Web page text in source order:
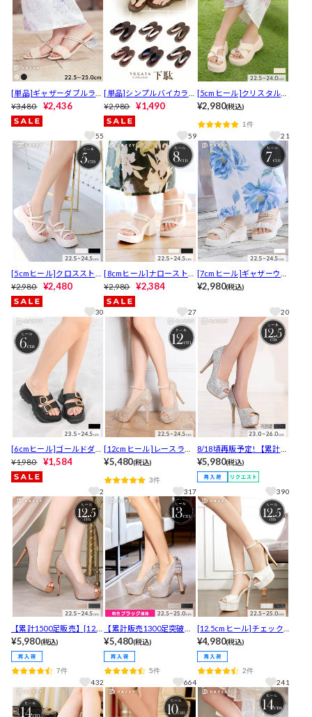
[単品]ギャザーダブルライ
ンキャバヒールサンダル
¥3,480 ¥2,436
55
[単品]シンプルバイカラー
下駄【YUKATA by dazzy 2
025】
¥2,980 ¥1,490
59
[5cmヒール]クリスタルビ
ジュー厚底サンダル【202
y】
¥2,980(税込)
1件
21
[5cmヒール]クロスストラ
ップ厚底サンダル【2026
年新作/YUKATA by dazz
y】
¥2,980 ¥2,480
30
[8cmヒール]ナローストラ
ップ厚底サンダル【2026
年新作/YUKATA by dazz
y】
¥2,980 ¥2,384
27
[7cmヒール]ギャザーウェ
ッジソールサンダル【202
¥2,980(税込)
20
[6cmヒール]ゴールドダブ
ルバックル厚底サンダル
【2026年新作/YUKATA by
dazzy】
¥1,980 ¥1,584
2
[12cmヒール]レースラメ
パールストラップオープ
プス[dazzyオリジナル]
¥5,480(税込)
3件
317
8/18頃再販予定! 【累計13
00足販売】[12.5cmヒー
ル]シックグリッターオー
プントゥキャバヒールパ
ンプス[dazzyオリジナル]
【入荷通知登録推奨】
¥5,980(税込)
390
【累計1500足販売】[12.5
cmヒール]シャイニーラメ
シンプルオープントゥキ
ャバヒールパンプス[dazz
yオリジナル]
¥5,980(税込)
7件
432
【累計販売1300足突破】
[13cmヒール]輝くシフォ
ンリボングリッターオー
プントゥキャバヒールパ
ンプス[dazzyオリジナル]
¥5,480(税込)
5件
664
[12.5cmヒール]チェック
ツイードアンクルストラ
ップオープントゥキャバ
ヒールパンプス[dazzyオ
リジナル]
¥4,980(税込)
2件
241